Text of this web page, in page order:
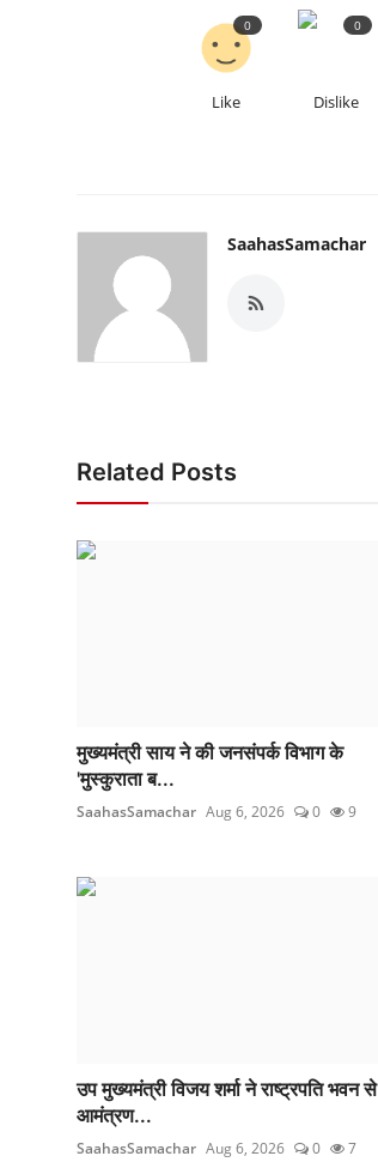
Like
0
Dislike
0
SaahasSamachar
Related Posts
मुख्यमंत्री साय ने की जनसंपर्क विभाग के
'मुस्कुराता ब...
SaahasSamachar Aug 6, 2026 0 9
उप मुख्यमंत्री विजय शर्मा ने राष्ट्रपति भवन से
आमंत्रण...
SaahasSamachar Aug 6, 2026 0 7